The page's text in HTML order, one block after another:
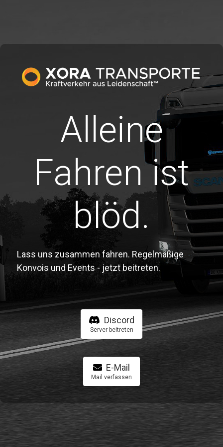
Alleine
Fahren ist
blöd.
Lass uns zusammen fahren. Regelmäßige
Konvois und Events - jetzt beitreten.
Discord
Server beitreten
E-Mail
Mail verfassen